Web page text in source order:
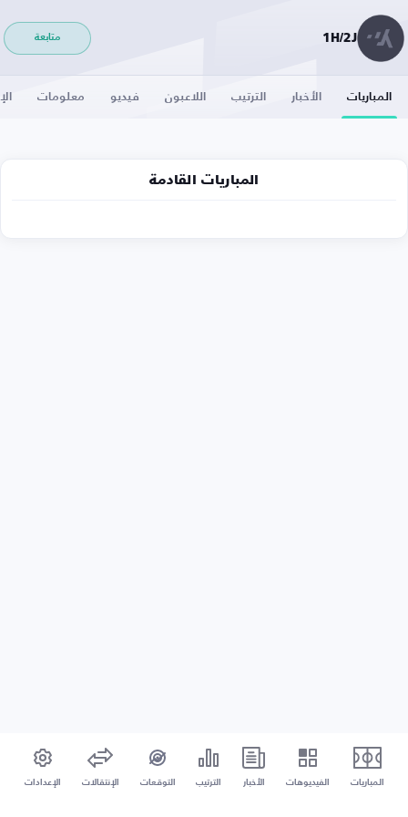
1H/2J متابعة
المباريات الأخبار الترتيب اللاعبون فيديو معلومات
المباريات القادمة
المباريات الفيديوهات الأخبار الترتيب التوقعات الإنتقالات الإعدادات